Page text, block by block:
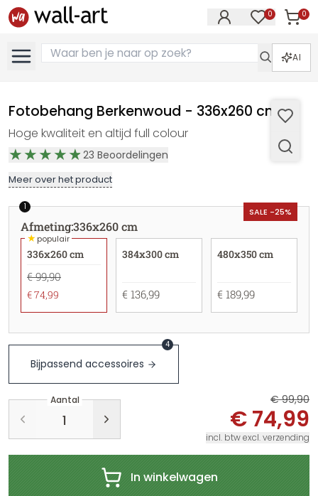
0 0
AI
Fotobehang Berkenwoud - 336x260 cm
Hoge kwaliteit en altijd full colour
23 Beoordelingen
Meer over het product
SALE -25%
1
Afmeting:336x260 cm
★populair
336x260 cm
€ 99,90
€ 74,99
384x300 cm
€ 136,99
480x350 cm
€ 189,99
Bijpassend accessoires
4
Aantal € 99,90
€ 74,99
incl. btw excl. verzending
In winkelwagen